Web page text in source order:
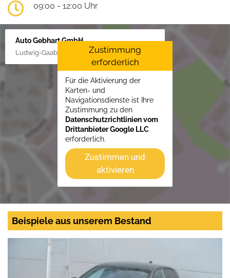
09:00 - 12:00 Uhr
Auto Gebhart GmbH
Ludwig-Gaab-Str. 4, 88427 Bad Schussenried
Zustimmung
erforderlich
Für die Aktivierung der
Karten- und
Navigationsdienste ist Ihre
Zustimmung zu den
Datenschutzrichtlinien vom
Drittanbieter Google LLC
erforderlich.
Zustimmen und
aktivieren
Beispiele aus unserem Bestand